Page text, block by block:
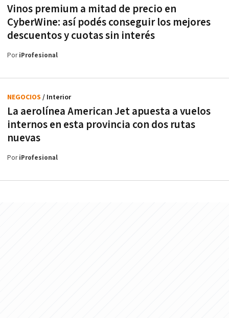
Vinos premium a mitad de precio en
CyberWine: así podés conseguir los mejores
descuentos y cuotas sin interés
PoriProfesional
La aerolínea American Jet apuesta a vuelos
internos en esta provincia con dos rutas
nuevas
NEGOCIOS / Interior
PoriProfesional